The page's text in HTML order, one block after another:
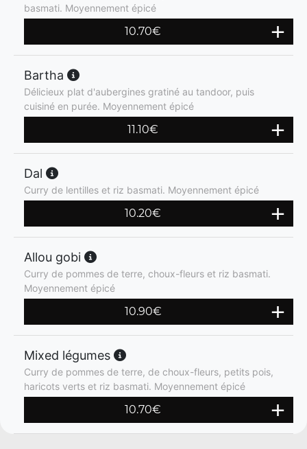
basmati. Moyennement épicé
10.70€
Bartha
Délicieux plat d'aubergines gratiné au tandoor, puis
cuisiné en purée. Moyennement épicé
11.10€
Dal
Curry de lentilles et riz basmati. Moyennement épicé
10.20€
Allou gobi
Curry de pommes de terre, choux-fleurs et riz basmati.
Moyennement épicé
10.90€
Mixed légumes
Curry de pommes de terre, de choux-fleurs, petits pois,
haricots verts et riz basmati. Moyennement épicé
10.70€